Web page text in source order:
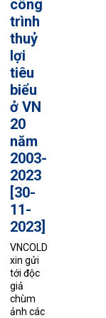
công
trình
thuỷ
lợi
tiêu
biểu
ở VN
20
năm
2003-
2023
[30-
11-
2023]
VNCOLD
xin gửi
tới độc
giả
chùm
ảnh các